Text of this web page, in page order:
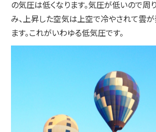
の気圧は低くなります。気圧が低いので周
み、上昇した空気は上空で冷やされて雲が
ます。これがいわゆる低気圧です。